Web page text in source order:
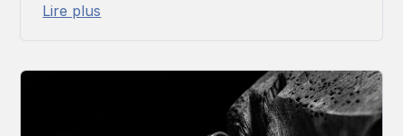
Lire plus